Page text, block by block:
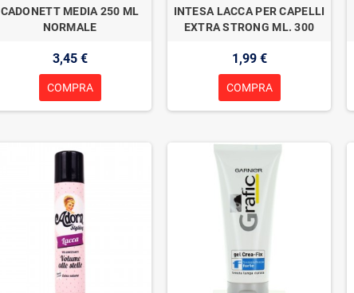
CADONETT MEDIA 250 ML
NORMALE
3,45 €
COMPRA
INTESA LACCA PER CAPELLI
EXTRA STRONG ML. 300
1,99 €
COMPRA